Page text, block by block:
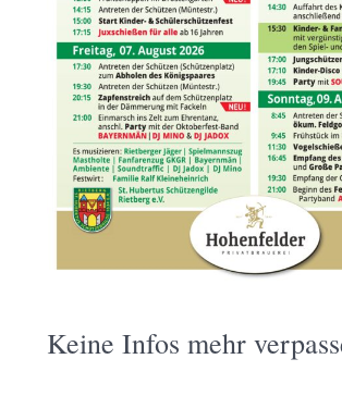
Keine Infos mehr